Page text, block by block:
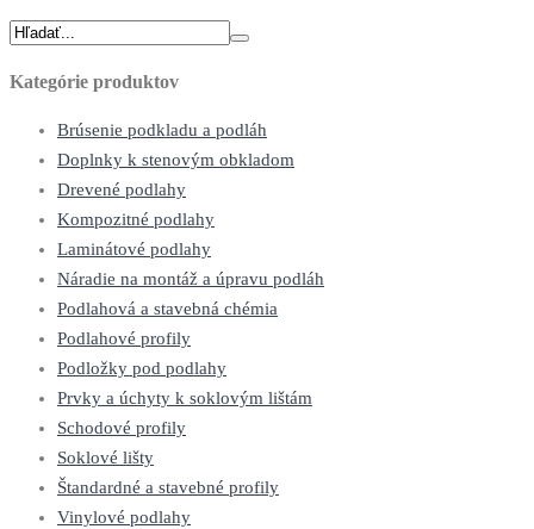
Kategórie produktov
Brúsenie podkladu a podláh
Doplnky k stenovým obkladom
Drevené podlahy
Kompozitné podlahy
Laminátové podlahy
Náradie na montáž a úpravu podláh
Podlahová a stavebná chémia
Podlahové profily
Podložky pod podlahy
Prvky a úchyty k soklovým lištám
Schodové profily
Soklové lišty
Štandardné a stavebné profily
Vinylové podlahy